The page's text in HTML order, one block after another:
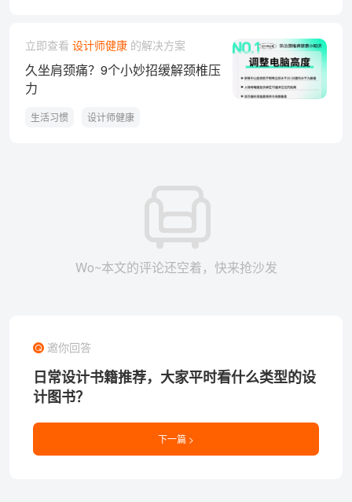
立即查看 设计师健康的解决方案
久坐肩颈痛？9个小妙招缓解颈椎压
力
生活习惯 设计师健康
Wo~本文的评论还空着，快来抢沙发
邀你回答
日常设计书籍推荐，大家平时看什么类型的设
计图书？
下一篇 >